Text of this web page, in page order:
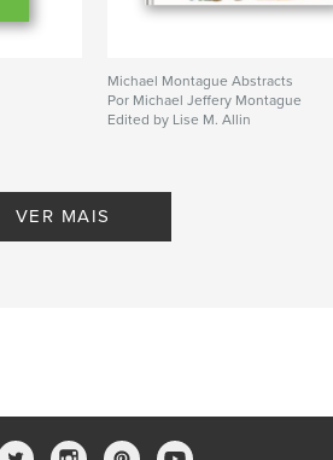
Michael Montague Abstracts
Por Michael Jeffery Montague
Edited by Lise M. Allin
VER MAIS